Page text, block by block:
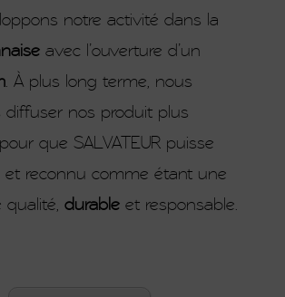
notre activité dans la
avec l’ouverture d’un
. Àplus long terme, nous
diffuser nos produit plus
que SALVATEUR puisse
et reconnu comme étant une
durableet responsable.